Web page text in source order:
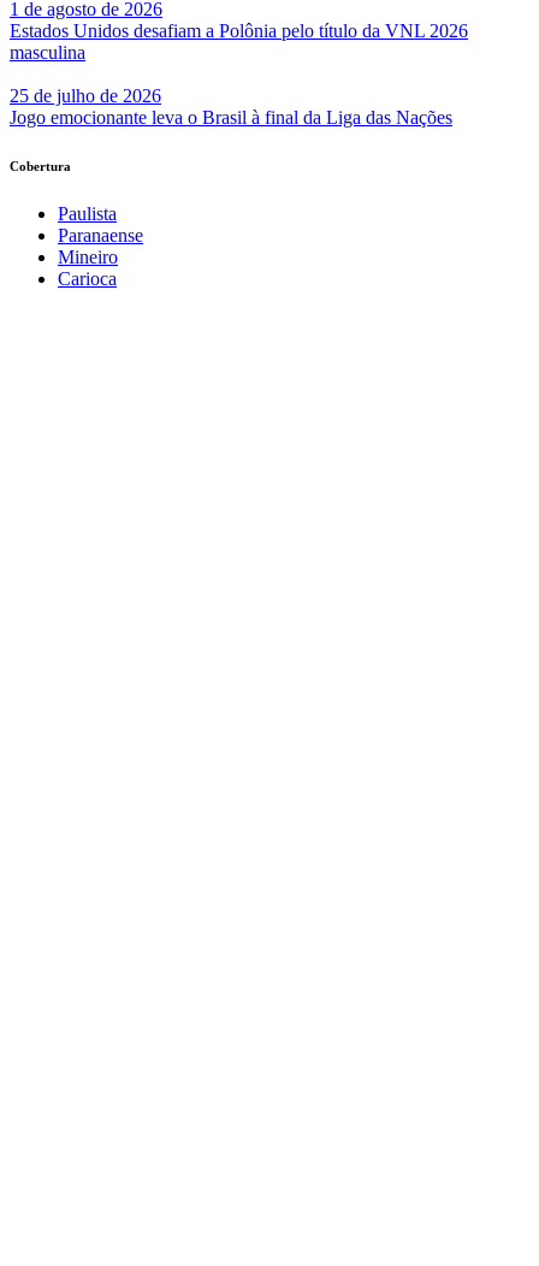
1 de agosto de 2026
Estados Unidos desafiam a Polônia pelo título da VNL 2026
masculina
25 de julho de 2026
Jogo emocionante leva o Brasil à final da Liga das Nações
Cobertura
Paulista
Paranaense
Mineiro
Carioca